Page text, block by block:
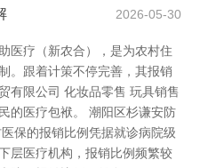
2026-05-30
医疗（新农合），是为农村住
。跟着计策不停完善，其报销
有限公司 化妆品零售 玩具销售
的医疗包袱。 潮阳区杉谦安防
保的报销比例凭据就诊病院级
层医疗机构，报销比例频繁较